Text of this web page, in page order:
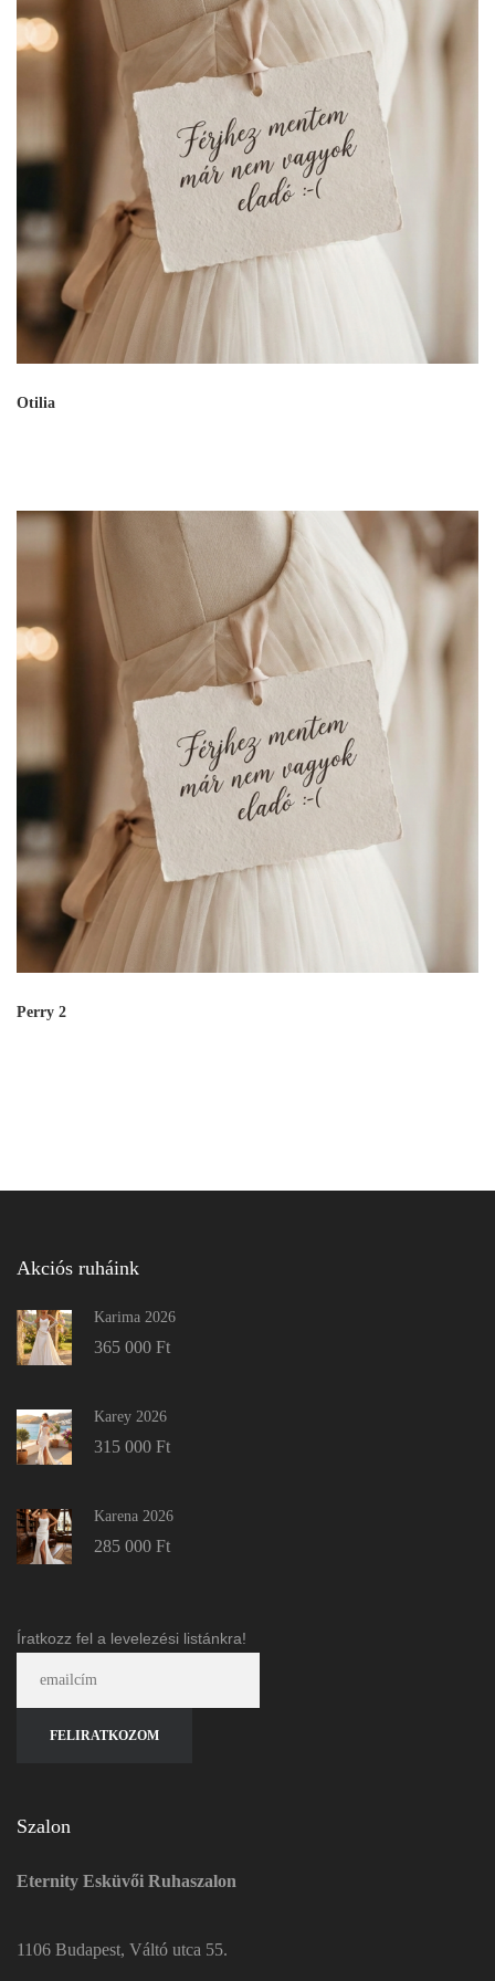
Otilia
Perry 2
Akciós ruháink
Karima 2026
365 000 Ft
Karey 2026
315 000 Ft
Karena 2026
285 000 Ft
Íratkozz fel a levelezési listánkra!
Szalon
Eternity Esküvői Ruhaszalon
1106 Budapest, Váltó utca 55.